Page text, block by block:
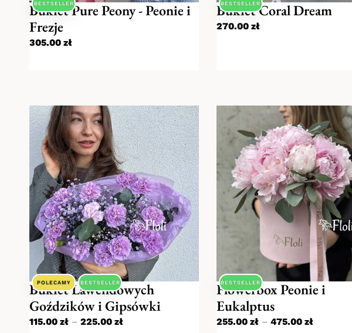
Bukiet Pure Peony - Peonie i
Frezje
305.00 zł
BESTSELLER Bukiet Coral Dream
270.00 zł
BESTSELLER
Bukiet Lawendowych
Goździków i Gipsówki
115.00 zł – 225.00 zł
POLECAMY BESTSELLER
Flowerbox Peonie i
Eukalptus
255.00 zł– 475.00 zł
BESTSELLER